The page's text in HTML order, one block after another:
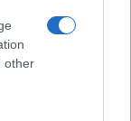
other